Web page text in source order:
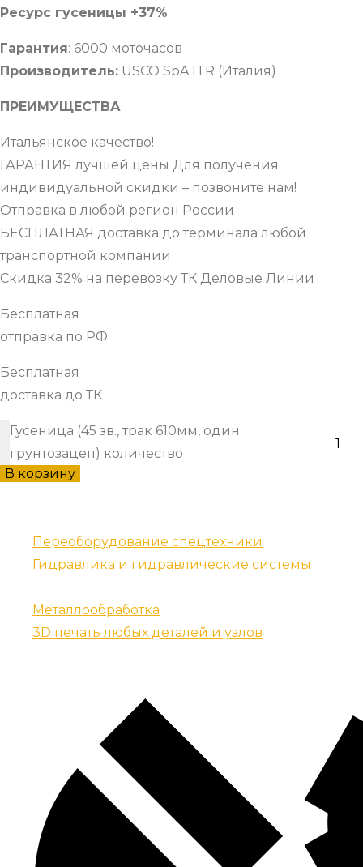
Ресурс гусеницы +37%
Гарантия: 6000 моточасов
Производитель: USCO SpA ITR (Италия)
ПРЕИМУЩЕСТВА
Итальянское качество!
ГАРАНТИЯ лучшей цены Для получения
индивидуальной скидки – позвоните нам!
Отправка в любой регион России
БЕСПЛАТНАЯ доставка до терминала любой
транспортной компании
Скидка 32% на перевозку ТК Деловые Линии
Бесплатная
отправка по РФ
Бесплатная
доставка до ТК
Гусеница (45 зв., трак 610мм, один
грунтозацеп) количество
В корзину
Переоборудование спецтехники
Гидравлика и гидравлические системы
Металлообработка
3D печать любых деталей и узлов